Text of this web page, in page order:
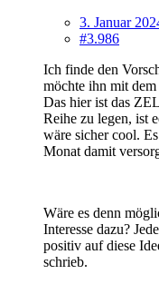
3. Januar
#3.986
Ich finde den
möchte ihn mit
Das hier ist das
Reihe zu legen, ist
wäre sicher cool.
Monat damit
Wäre es denn
Interesse dazu?
positiv auf diese
schrieb.